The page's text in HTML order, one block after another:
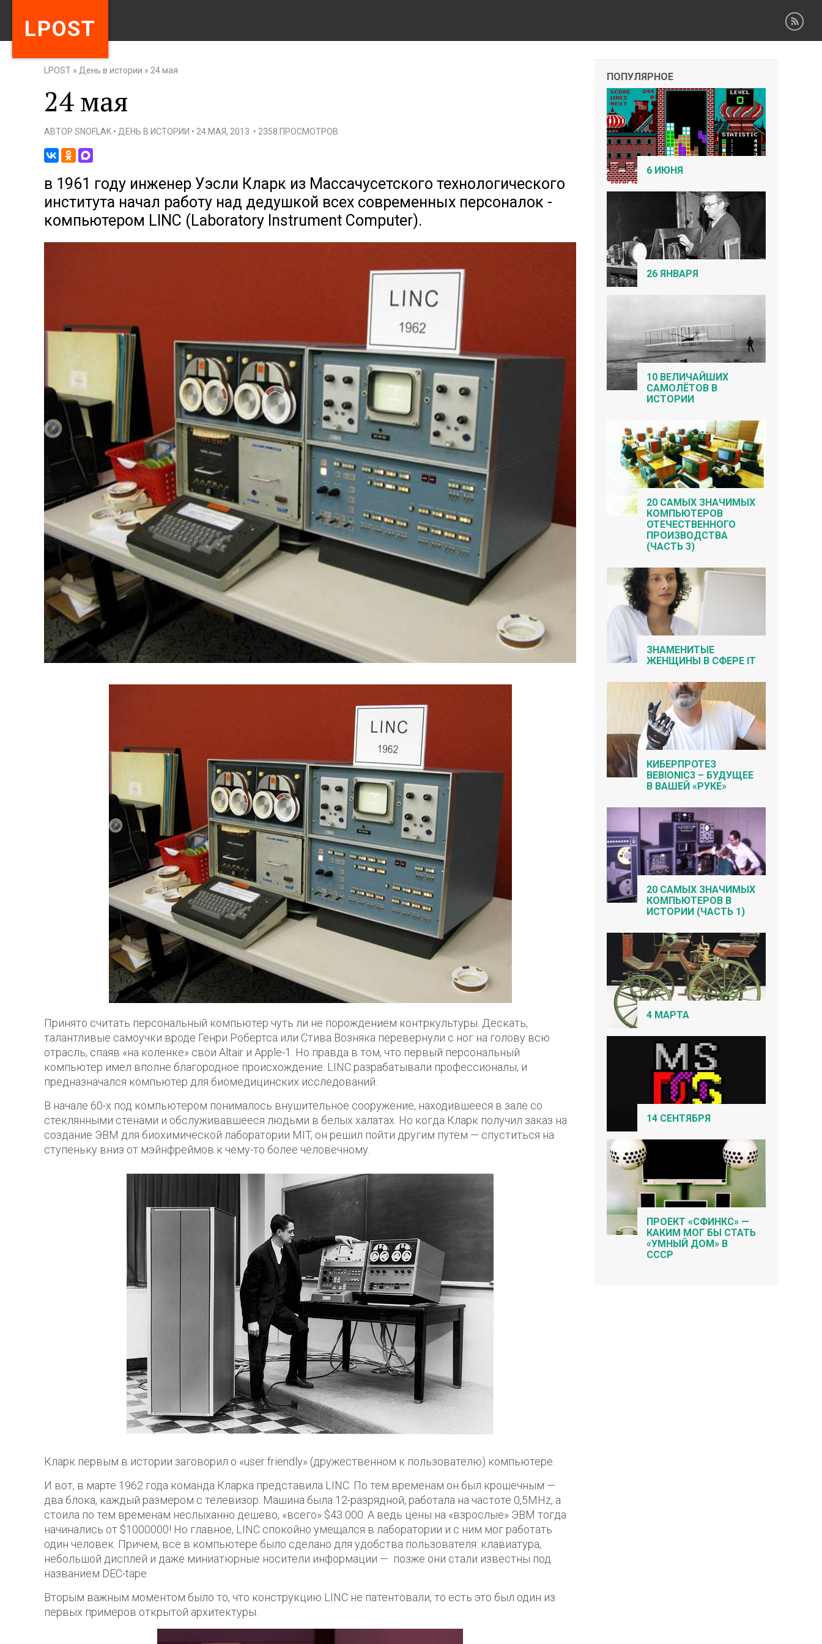
LPOST
LPOST » День в истории » 24 мая
24 мая
АВТОР SNOFLAK • ДЕНЬ В ИСТОРИИ • 24 МАЯ, 2013 • 2358 ПРОСМОТРОВ
в 1961 году инженер Уэсли Кларк из Массачусетского технологического
института начал работу над дедушкой всех современных персоналок -
компьютером LINC (Laboratory Instrument Computer).
Принято считать персональный компьютер чуть ли не порождением контркультуры. Дескать,
талантливые самоучки вроде Генри Робертса или Стива Возняка перевернули с ног на голову всю
отрасль, спаяв «на коленке» свои Altair и Apple-1. Но правда в том, что первый персональный
компьютер имел вполне благородное происхождение. LINC разрабатывали профессионалы, и
предназначался компьютер для биомедицинских исследований.
В начале 60-х под компьютером понималось внушительное сооружение, находившееся в зале со
стеклянными стенами и обслуживавшееся людьми в белых халатах. Но когда Кларк получил заказ на
создание ЭВМ для биохимической лаборатории MIT, он решил пойти другим путем — спуститься на
ступеньку вниз от мэйнфреймов к чему-то более человечному.
Кларк первым в истории заговорил о «user friendly» (дружественном к пользователю) компьютере.
И вот, в марте 1962 года команда Кларка представила LINC. По тем временам он был крошечным —
два блока, каждый размером с телевизор. Машина была 12-разрядной, работала на частоте 0,5MHz, а
стоила по тем временам неслыханно дешево, «всего» $43 000. А ведь цены на «взрослые» ЭВМ тогда
начинались от $1000000! Но главное, LINC спокойно умещался в лаборатории и с ним мог работать
один человек. Причем, все в компьютере было сделано для удобства пользователя: клавиатура,
небольшой дисплей и даже миниатюрные носители информации — позже они стали известны под
названием DEC-tape.
Вторым важным моментом было то, что конструкцию LINC не патентовали, то есть это был один из
первых примеров открытой архитектуры.
ПОПУЛЯРНОЕ
6 ИЮНЯ
26 ЯНВАРЯ
10 ВЕЛИЧАЙШИХ
САМОЛЁТОВ В
ИСТОРИИ
20 САМЫХ ЗНАЧИМЫХ
КОМПЬЮТЕРОВ
ОТЕЧЕСТВЕННОГО
ПРОИЗВОДСТВА
(ЧАСТЬ 3)
ЗНАМЕНИТЫЕ
ЖЕНЩИНЫ В СФЕРЕ IT
КИБЕРПРОТЕЗ
BEBIONIC3 – БУДУЩЕЕ
В ВАШЕЙ «РУКЕ»
20 САМЫХ ЗНАЧИМЫХ
КОМПЬЮТЕРОВ В
ИСТОРИИ (ЧАСТЬ 1)
4 МАРТА
14 СЕНТЯБРЯ
ПРОЕКТ «СФИНКС» —
КАКИМ МОГ БЫ СТАТЬ
«УМНЫЙ ДОМ» В
СССР